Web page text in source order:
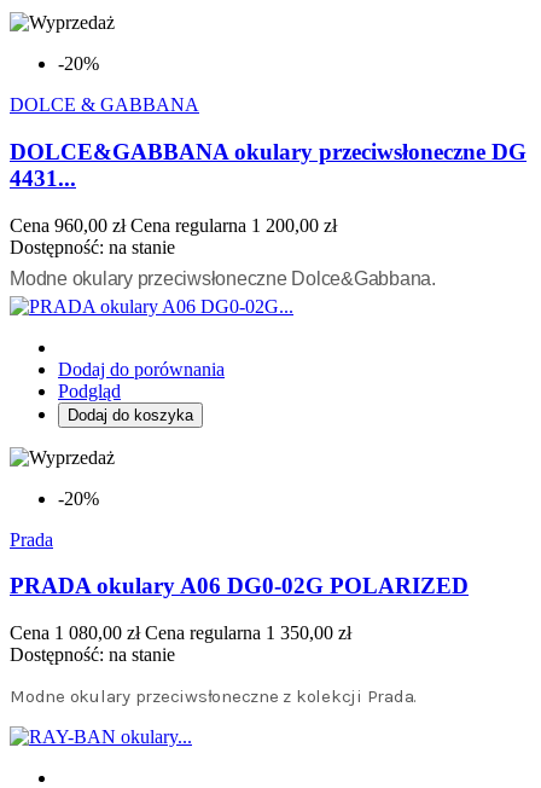
-20%
DOLCE & GABBANA
DOLCE&GABBANA okulary przeciwsłoneczne DG
4431...
Cena 960,00 zł Cena regularna 1 200,00 zł
Dostępność: na stanie
Modne okulary przeciwsłoneczne Dolce&Gabbana.
Dodaj do porównania
Podgląd
Dodaj do koszyka
-20%
Prada
PRADA okulary A06 DG0-02G POLARIZED
Cena 1 080,00 zł Cena regularna 1 350,00 zł
Dostępność: na stanie
Modne okulary przeciwsłoneczne z kolekcji Prada.